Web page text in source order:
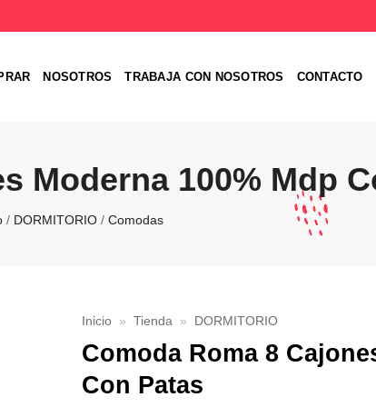
NOSOTROS TRABAJA CON NOSOTROS CONTACTO
Moderna 100% Mdp
/ DORMITORIO / Comodas
Inicio » Tienda » DORMITORIO
Comoda Roma 8
Con Patas